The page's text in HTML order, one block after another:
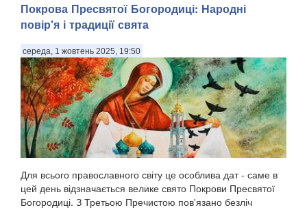
Покрова Пресвятої Богородиці: Народні
повір'я і традиції свята
середа, 1 жовтень 2025, 19:50
Для всього православного світу це особлива дат - саме в
цей день відзначається велике свято Покрови Пресвятої
Богородиці. З Третьою Пречистою пов'язано безліч